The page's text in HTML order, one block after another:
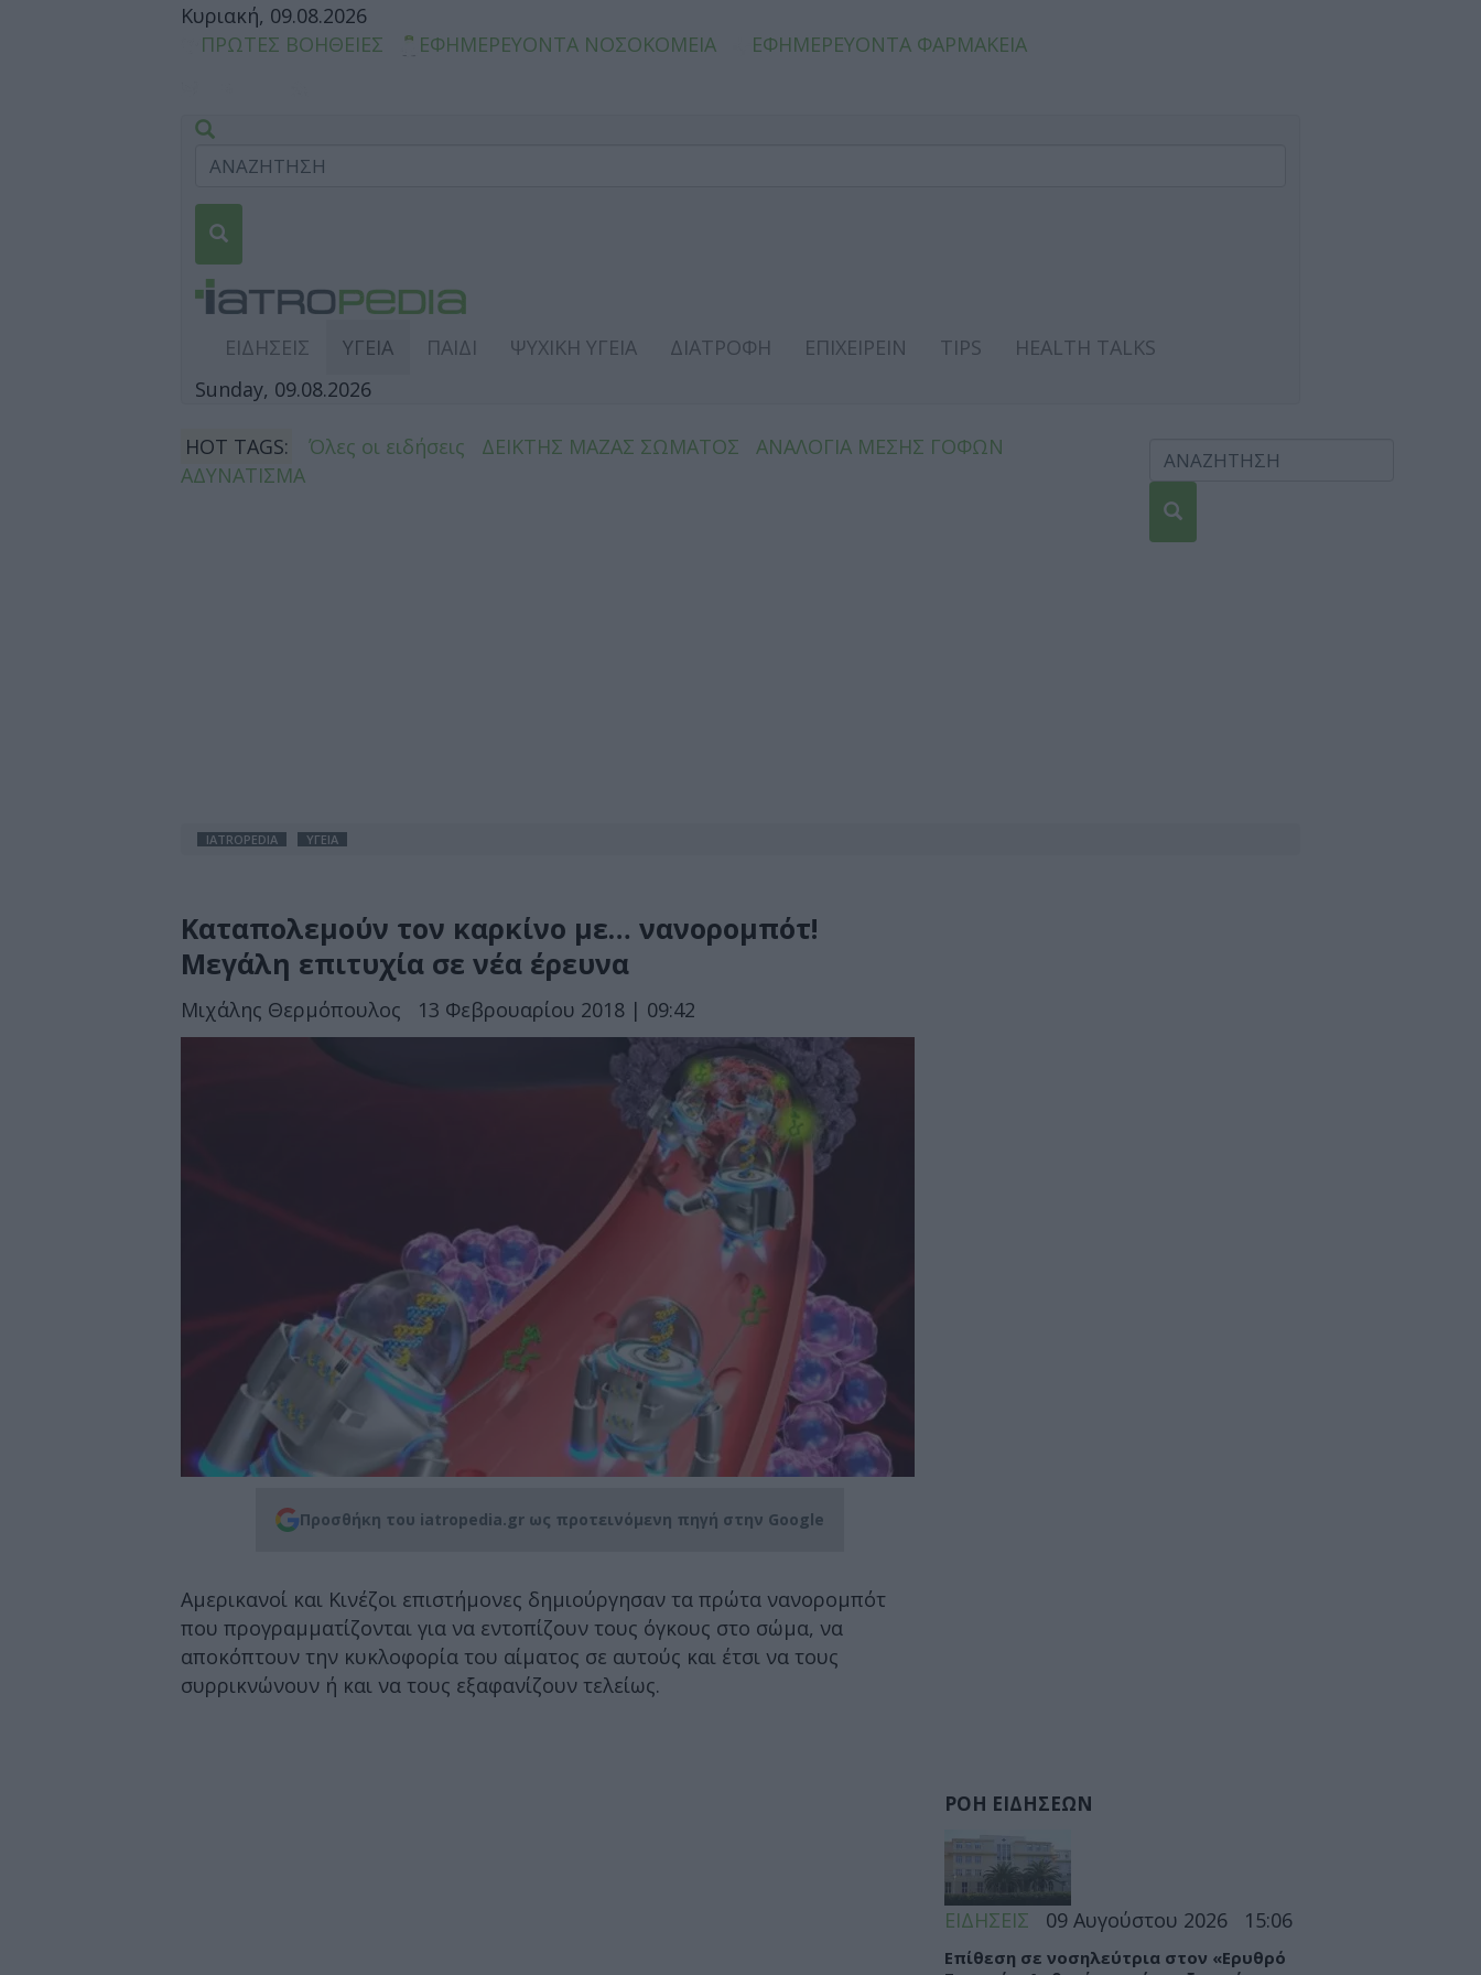
Κυριακή, 09.08.2026
ΠΡΩΤΕΣ ΒΟΗΘΕΙΕΣ
ΕΦΗΜΕΡΕΥΟΝΤΑ ΝΟΣΟΚΟΜΕΙΑ ΕΦΗΜΕΡΕΥΟΝΤΑ ΦΑΡΜΑΚΕΙΑ
ΕΙΔΗΣΕΙΣ ΥΓΕΙΑ ΠΑΙΔΙ ΨΥΧΙΚΗ ΥΓΕΙΑ ΔΙΑΤΡΟΦΗ ΕΠΙΧΕΙΡΕΙΝ TIPS
HEALTH TALKS
Sunday, 09.08.2026
HOT TAGS: Όλες οι ειδήσεις ΔΕΙΚΤΗΣ ΜΑΖΑΣ ΣΩΜΑΤΟΣ
ΑΝΑΛΟΓΙΑ ΜΕΣΗΣ ΓΟΦΩΝ
ΑΔΥΝΑΤΙΣΜΑ
IATROPEDIA ΥΓΕΙΑ
Καταπολεμούν τον καρκίνο με… νανορομπότ!
Μεγάλη επιτυχία σε νέα έρευνα
Μιχάλης Θερμόπουλος 13 Φεβρουαρίου 2018 | 09:42
Προσθήκη του iatropedia.gr ως προτεινόμενη πηγή στην Google
Αμερικανοί και Κινέζοι επιστήμονες δημιούργησαν τα πρώτα νανορομπότ
που προγραμματίζονται για να εντοπίζουν τους όγκους στο σώμα, να
αποκόπτουν την κυκλοφορία του αίματος σε αυτούς και έτσι να τους
συρρικνώνουν ή και να τους εξαφανίζουν τελείως.
ΡΟΗ ΕΙΔΗΣΕΩΝ
ΕΙΔΗΣΕΙΣ 09 Αυγούστου 2026 15:06
Eπίθεση σε νοσηλεύτρια στον «Ερυθρό